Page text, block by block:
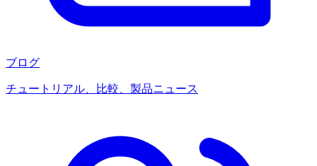
ブログ
チュートリアル、比較、製品ニュース